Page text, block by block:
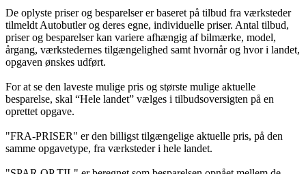
De oplyste priser og besparelser er baseret på tilbud fra værksteder
tilmeldt Autobutler og deres egne, individuelle priser. Antal tilbud,
priser og besparelser kan variere afhængig af bilmærke, model,
årgang, værkstedernes tilgængelighed samt hvornår og hvor i landet,
opgaven ønskes udført.
For at se den laveste mulige pris og største mulige aktuelle
besparelse, skal “Hele landet” vælges i tilbudsoversigten på en
oprettet opgave.
"FRA-PRISER" er den billigst tilgængelige aktuelle pris, på den
samme opgavetype, fra værksteder i hele landet.